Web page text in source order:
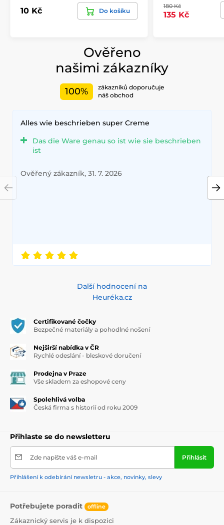
10 Kč Do košíku
180 Kč
135 Kč
Ověřeno
našimi zákazníky
100%
zákazníků doporučuje
náš obchod
Alles wie beschrieben super Creme
Das die Ware genau so ist wie sie beschrieben
ist
Ověřený zákazník, 31. 7. 2026
Další hodnocení na
Heuréka.cz
Certifikované čočky
Bezpečné materiály a pohodlné nošení
Nejširší nabídka v ČR
Rychlé odeslání - bleskové doručení
Prodejna v Praze
Vše skladem za eshopové ceny
Spolehlivá volba
Česká firma s historií od roku 2009
Přihlaste se do newsletteru
Zde napište váš e-mail Přihlásit
Přihlášení k odebírání newsletru - akce, novinky, slevy
Potřebujete poradit offline
Zákaznický servis je k dispozici